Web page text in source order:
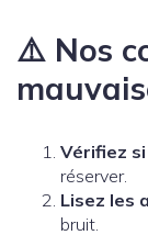
⚠️ Nos
Vérifiez si
réserver.
Lisez les
bruit.